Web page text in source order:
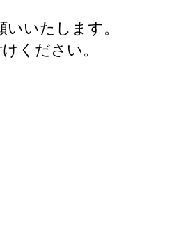
いたします。
ください。